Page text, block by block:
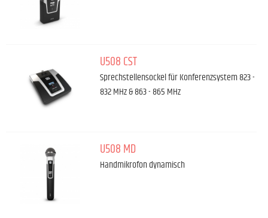
U508 CST
Sprechstellensockel für Konferenzsystem 823 -
832 MHz & 863 - 865 MHz
U508 MD
Handmikrofon dynamisch